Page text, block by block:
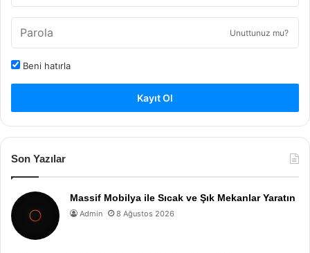
Unuttunuz mu?
Beni hatırla
Kayıt Ol
Son Yazılar
Massif Mobilya ile Sıcak ve Şık Mekanlar Yaratın
Admin 8 Ağustos 2026